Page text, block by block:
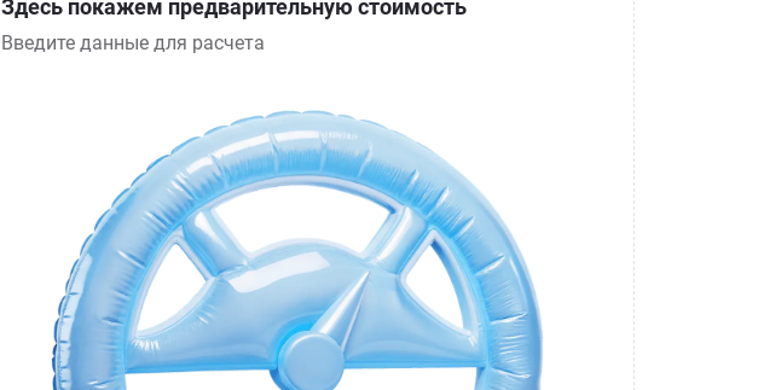
Здесь покажем предварительную стоимость
Введите данные для расчета